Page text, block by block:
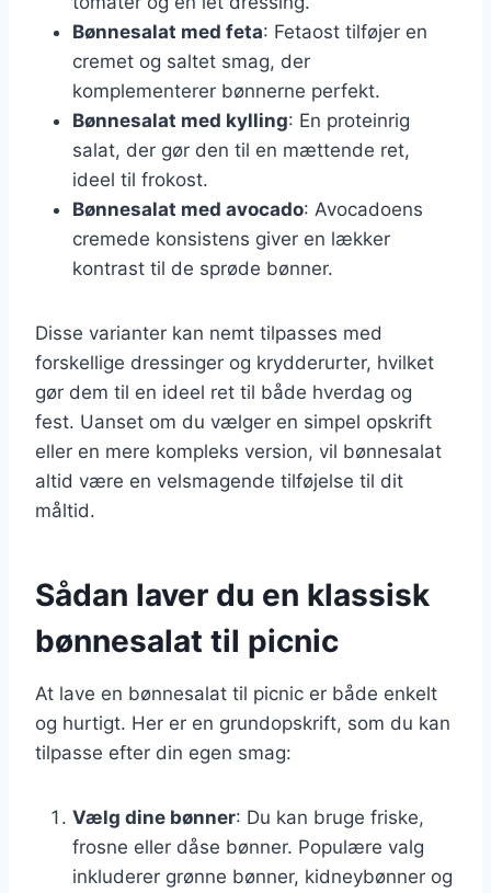
Bønnesalat med feta: Fetaost tilføjer en
cremet og saltet smag, der
komplementerer bønnerne perfekt.
Bønnesalat med kylling: En proteinrig
salat, der gør den til en mættende ret,
ideel til frokost.
Bønnesalat med avocado: Avocadoens
cremede konsistens giver en lækker
kontrast til de sprøde bønner.
Disse varianter kan nemt tilpasses med
forskellige dressinger og krydderurter, hvilket
gør dem til en ideel ret til både hverdag og
fest. Uanset om du vælger en simpel opskrift
eller en mere kompleks version, vil bønnesalat
altid være en velsmagende tilføjelse til dit
måltid.
Sådan laver du en klassisk
bønnesalat til picnic
At lave en bønnesalat til picnic er både enkelt
og hurtigt. Her er en grundopskrift, som du kan
tilpasse efter din egen smag:
Vælg dine bønner: Du kan bruge friske,
frosne eller dåse bønner. Populære valg
inkluderer grønne bønner, kidneybønner og